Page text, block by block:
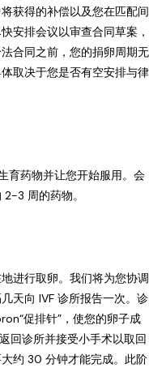
获得的补偿以及您在匹配间
安排会议以审查合同草案，
合同之前，您的捐卵周期无
取决于您是否有空安排与律
育药物并让您开始服用。会
3 周的药物。
进行取卵。我们将为您协调
天向 IVF 诊所报告一次。诊
促排针”，使您的卵子成
回诊所并接受小手术以取回
约 30 分钟才能完成。此阶